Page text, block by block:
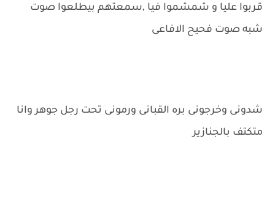
قربوا عليا و شمشموا فيا ,سمعتهم بيطلعوا صوت
شبه صوت فحيح الافاعى
شدونى وخرجونى بره القبانى ورمونى تحت رجل جوهر وانا
متكتف بالجنازير